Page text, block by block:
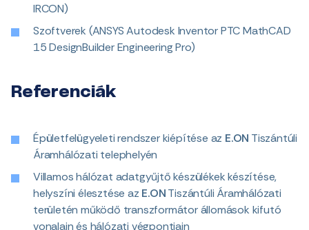
IRCON)
Szoftverek (ANSYS Autodesk Inventor PTC MathCAD
15 DesignBuilder Engineering Pro)
Referenciák
Épületfelügyeleti rendszer kiépítése az E.ON Tiszántúli
Áramhálózati telephelyén
Villamos hálózat adatgyűjtő készülékek készítése,
helyszíni élesztése az E.ONTiszántúli Áramhálózati
területén működő transzformátor állomások kifutó
vonalain és hálózati végpontjain